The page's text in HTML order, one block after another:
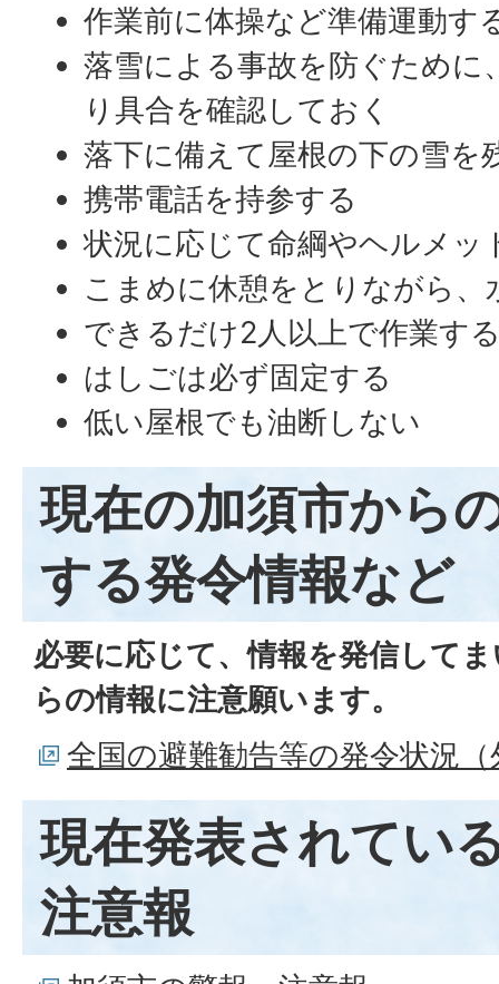
作業前に体操など準備運動す
落雪による事故を防ぐために
り具合を確認しておく
落下に備えて屋根の下の雪を
携帯電話を持参する
状況に応じて命綱やヘルメッ
こまめに休憩をとりながら、
できるだけ2人以上で作業す
はしごは必ず固定する
低い屋根でも油断しない
現在の加須市から
する発令情報など
必要に応じて、情報を発信して
らの情報に注意願います。
全国の避難勧告等の発令状況
現在発表されてい
注意報